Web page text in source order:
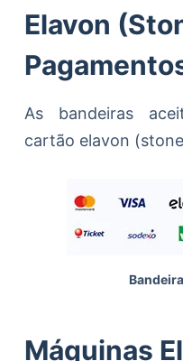
Elavon
As bandeiras
cartão elavon
Máquinas